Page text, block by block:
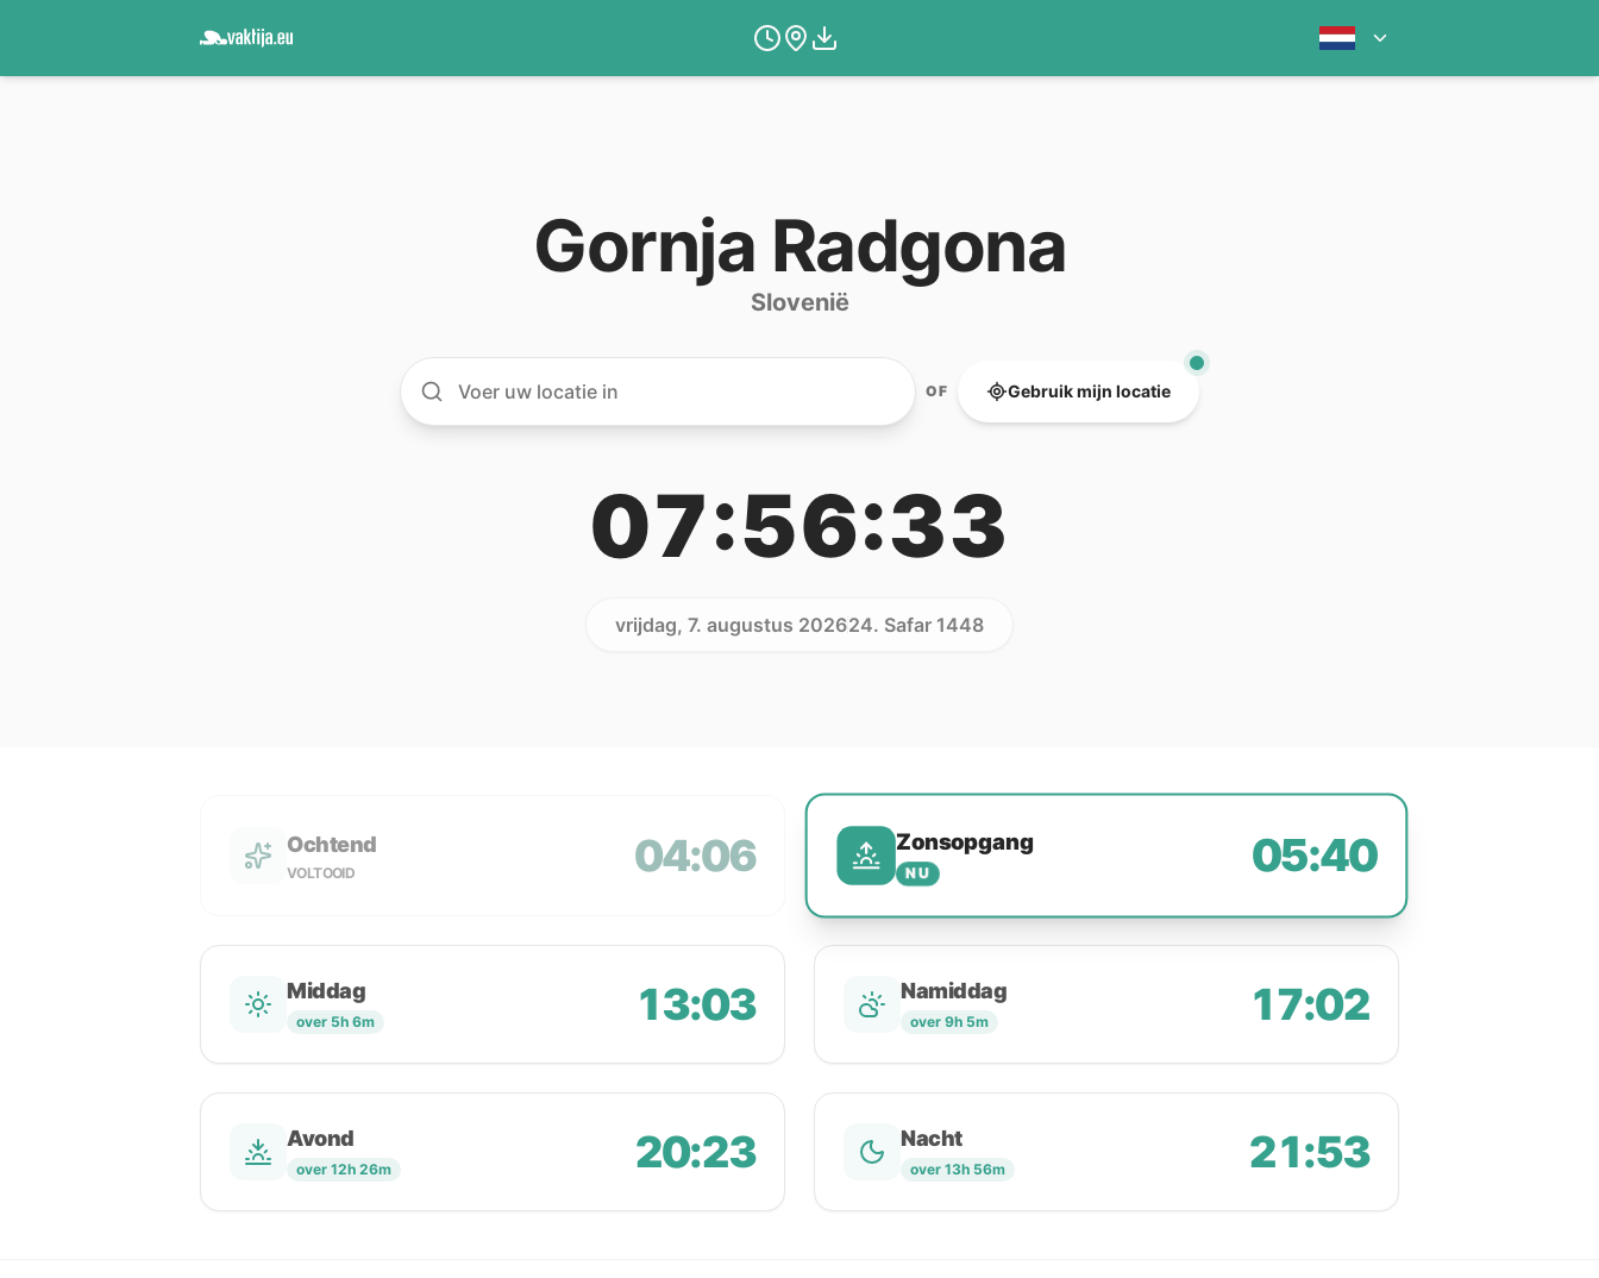
Gornja Radgona
Slovenië
OF Gebruik mijn locatie
07:56:33
vrijdag, 7. augustus 202624. Safar 1448
Ochtend
VOLTOOID 04:06 Zonsopgang
NU 05:40
Middag
over 5h 6m 13:03 Namiddag
over 9h 5m 17:02
Avond
over 12h 26m 20:23 Nacht
over 13h 56m 21:53